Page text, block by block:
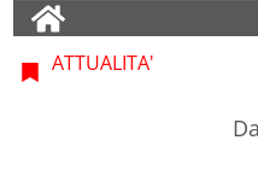
ATTUALITA'